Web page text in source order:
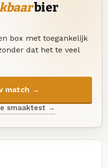
bier
box met toegankelijk
dat het te veel
match →
smaaktest →